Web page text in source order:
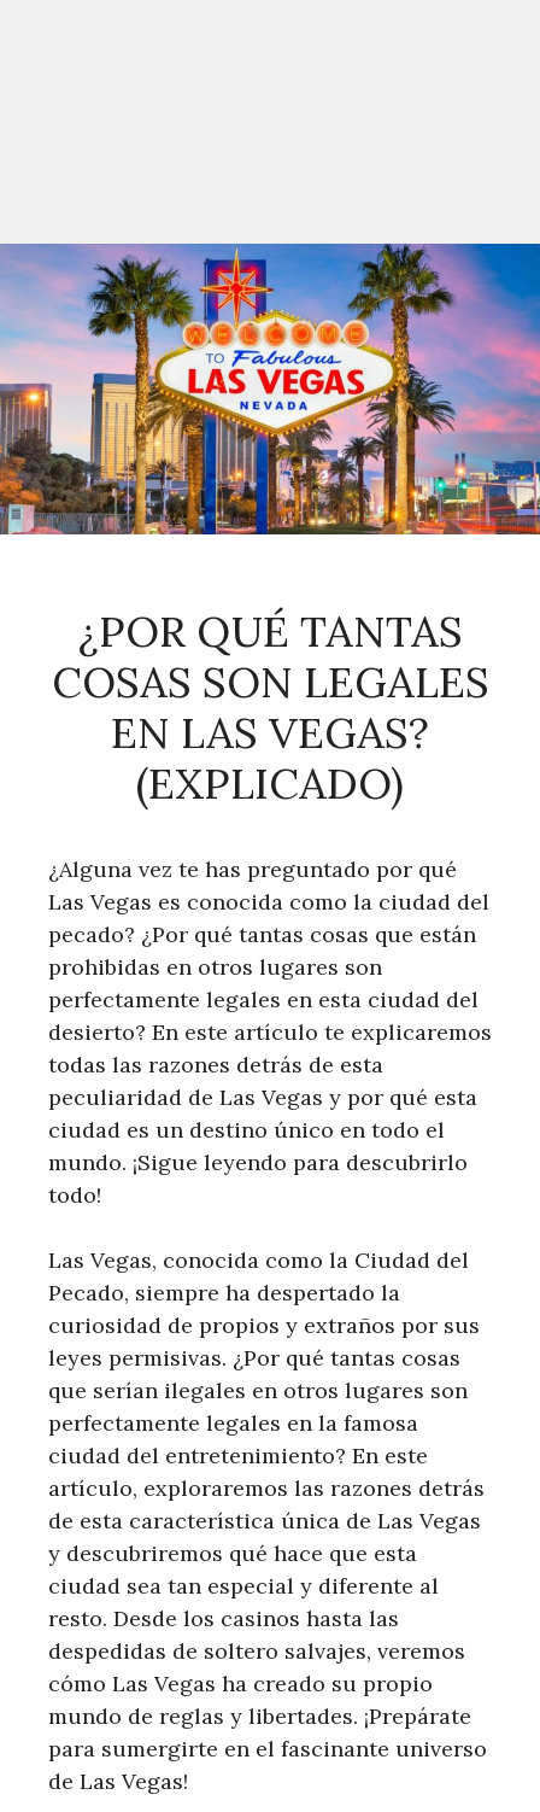
¿POR QUÉ TANTAS
COSAS SON LEGALES
EN LAS VEGAS?
(EXPLICADO)
¿Alguna vez te has preguntado por qué
Las Vegas es conocida como la ciudad del
pecado? ¿Por qué tantas cosas que están
prohibidas en otros lugares son
perfectamente legales en esta ciudad del
desierto? En este artículo te explicaremos
todas las razones detrás de esta
peculiaridad de Las Vegas y por qué esta
ciudad es un destino único en todo el
mundo. ¡Sigue leyendo para descubrirlo
todo!
Las Vegas, conocida como la Ciudad del
Pecado, siempre ha despertado la
curiosidad de propios y extraños por sus
leyes permisivas. ¿Por qué tantas cosas
que serían ilegales en otros lugares son
perfectamente legales en la famosa
ciudad del entretenimiento? En este
artículo, exploraremos las razones detrás
de esta característica única de Las Vegas
y descubriremos qué hace que esta
ciudad sea tan especial y diferente al
resto. Desde los casinos hasta las
despedidas de soltero salvajes, veremos
cómo Las Vegas ha creado su propio
mundo de reglas y libertades. ¡Prepárate
para sumergirte en el fascinante universo
de Las Vegas!